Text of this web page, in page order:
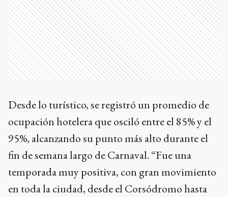
Desde lo turístico, se registró un promedio de
ocupación hotelera que osciló entre el 85% y el
95%, alcanzando su punto más alto durante el
fin de semana largo de Carnaval. “Fue una
temporada muy positiva, con gran movimiento
en toda la ciudad, desde el Corsódromo hasta